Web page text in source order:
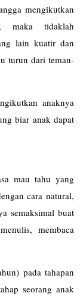
mengikutkan
maka tidaklah
lain kuatir dan
turun dari teman-
anaknya
biar anak dapat
mau tahu yang
cara natural,
semaksimal buat
membaca
pada tahapan
seorang anak